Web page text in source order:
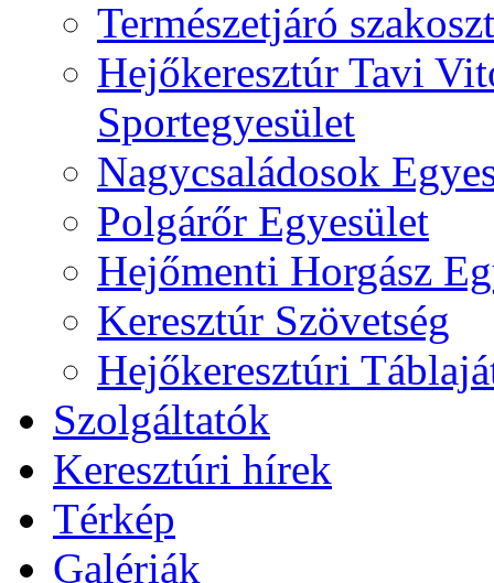
Természetjáró
Hejőkeresztúr Tavi
Sportegyesület
Nagycsaládosok
Polgárőr Egyesület
Hejőmenti Horgász
Keresztúr Szövetség
Hejőkeresztúri
Szolgáltatók
Keresztúri hírek
Térkép
Galériák